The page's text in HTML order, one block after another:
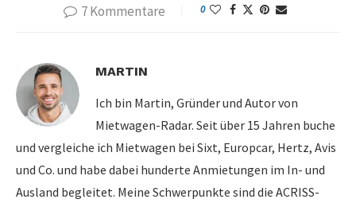
7 Kommentare 0
MARTIN
Ich bin Martin, Gründer und Autor von
Mietwagen-Radar. Seit über 15 Jahren buche
und vergleiche ich Mietwagen bei Sixt, Europcar, Hertz, Avis
und Co. und habe dabei hunderte Anmietungen im In- und
Ausland begleitet. Meine Schwerpunkte sind die ACRISS-